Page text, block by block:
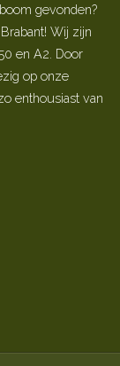
gevonden?
Wij zijn
en A2. Door
op onze
enthousiast van